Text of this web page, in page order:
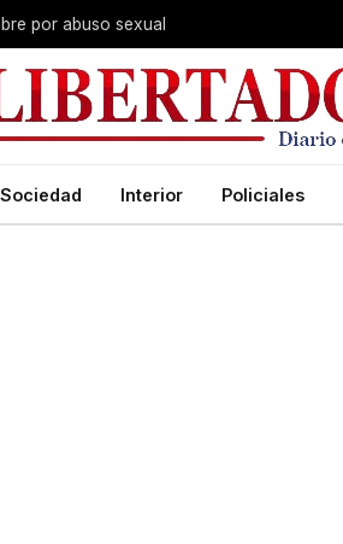
por abuso sexual
Sociedad Interior Policiales